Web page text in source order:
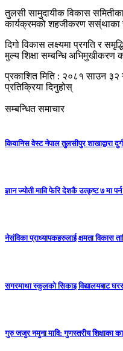
तुलसी सामुदायीक विकास
कार्यक्रमको शहजीकरण सस्ंथाका
दिगो विकास लक्ष्यमा प्रगति र
मुल्य शिक्षा सम्बन्धि अभिमुखीकरण
प्रकाशित मिति : २०८१ साउन ३२
प्रतिक्रिया दिनुहोस्
सम्बन्धित समाचार
किवानिस वेस्ट नेपाल तुलसीपुर शाखाद्वारा
ज्ञान ज्योती मावि फेरि देशकै उत्कृष्ट ७ मा
नेसंविका प्राध्यापकहरुलाई क्षमता विकास
सगरमाथा स्कुलको सिकाइ विद्यालयबाट
गुरु जजुर नमुना मावि: गुणस्तरीय शिक्षाका